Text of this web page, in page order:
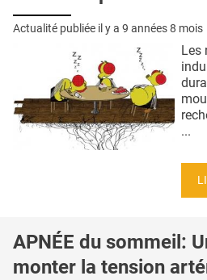
Actualité publiée il y a 9 années 8 mois
Les
...
APNÉE du sommeil:
monter la tension